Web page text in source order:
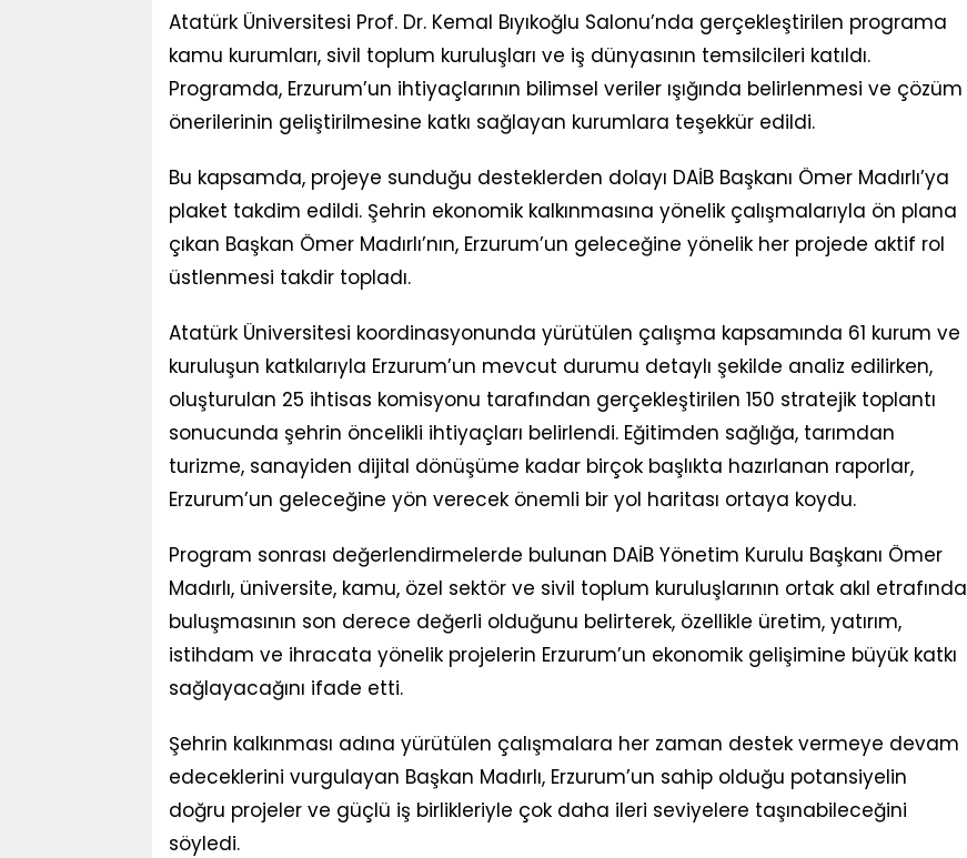
Atatürk Üniversitesi Prof. Dr. Kemal Bıyıkoğlu Salonu’nda gerçekleştirilen programa
kamu kurumları, sivil toplum kuruluşları ve iş dünyasının temsilcileri katıldı.
Programda, Erzurum’un ihtiyaçlarının bilimsel veriler ışığında belirlenmesi ve çözüm
önerilerinin geliştirilmesine katkı sağlayan kurumlara teşekkür edildi.
Bu kapsamda, projeye sunduğu desteklerden dolayı DAİB Başkanı Ömer Madırlı’ya
plaket takdim edildi. Şehrin ekonomik kalkınmasına yönelik çalışmalarıyla ön plana
çıkan Başkan Ömer Madırlı’nın, Erzurum’un geleceğine yönelik her projede aktif rol
üstlenmesi takdir topladı.
Atatürk Üniversitesi koordinasyonunda yürütülen çalışma kapsamında 61 kurum ve
kuruluşun katkılarıyla Erzurum’un mevcut durumu detaylı şekilde analiz edilirken,
oluşturulan 25 ihtisas komisyonu tarafından gerçekleştirilen 150 stratejik toplantı
sonucunda şehrin öncelikli ihtiyaçları belirlendi. Eğitimden sağlığa, tarımdan
turizme, sanayiden dijital dönüşüme kadar birçok başlıkta hazırlanan raporlar,
Erzurum’un geleceğine yön verecek önemli bir yol haritası ortaya koydu.
Program sonrası değerlendirmelerde bulunan DAİB Yönetim Kurulu Başkanı Ömer
Madırlı, üniversite, kamu, özel sektör ve sivil toplum kuruluşlarının ortak akıl etrafında
buluşmasının son derece değerli olduğunu belirterek, özellikle üretim, yatırım,
istihdam ve ihracata yönelik projelerin Erzurum’un ekonomik gelişimine büyük katkı
sağlayacağını ifade etti.
Şehrin kalkınması adına yürütülen çalışmalara her zaman destek vermeye devam
edeceklerini vurgulayan Başkan Madırlı, Erzurum’un sahip olduğu potansiyelin
doğru projeler ve güçlü iş birlikleriyle çok daha ileri seviyelere taşınabileceğini
söyledi.